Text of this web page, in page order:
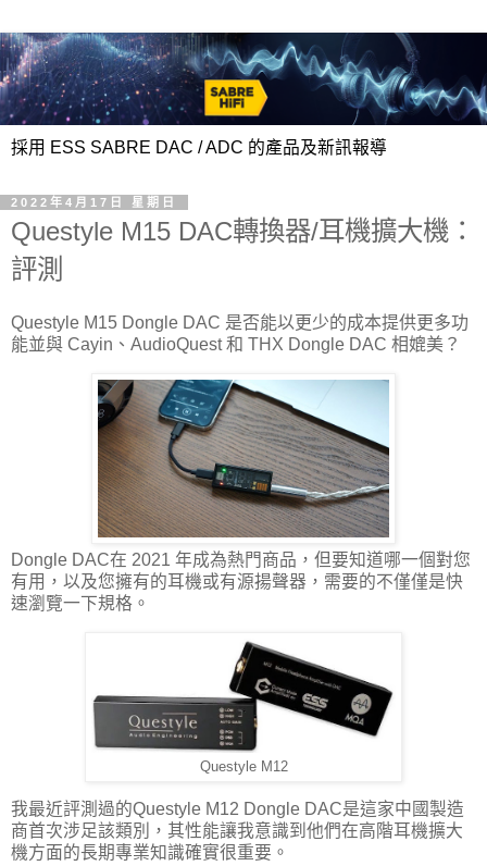
採用 ESS SABRE DAC / ADC 的產品及新訊報導
2022年4月17日 星期日
Questyle M15 DAC轉換器/耳機擴大機：
評測
Questyle M15 Dongle DAC 是否能以更少的成本提供更多功
能並與 Cayin、AudioQuest 和 THX Dongle DAC 相媲美？
Dongle DAC在 2021 年成為熱門商品，但要知道哪一個對您
有用，以及您擁有的耳機或有源揚聲器，需要的不僅僅是快
速瀏覽一下規格。
Questyle M12
我最近評測過的Questyle M12 Dongle DAC是這家中國製造
商首次涉足該類別，其性能讓我意識到他們在高階耳機擴大
機方面的長期專業知識確實很重要。